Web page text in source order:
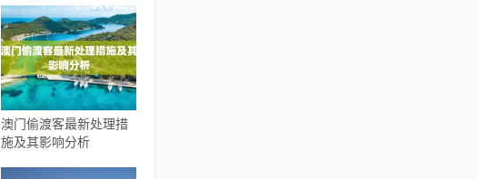
澳门偷渡客最新处理措
施及其影响分析